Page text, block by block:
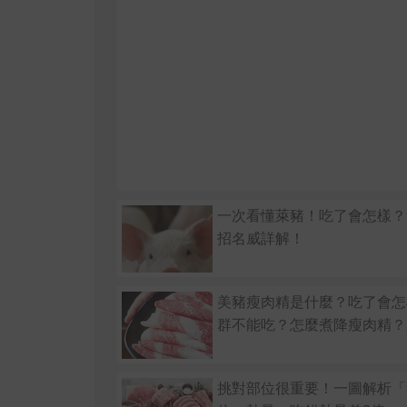
一次看懂萊豬！吃了會怎樣
招名威詳解！
美豬瘦肉精是什麼？吃了會
群不能吃？怎麼煮降瘦肉精
挑對部位很重要！一圖解析